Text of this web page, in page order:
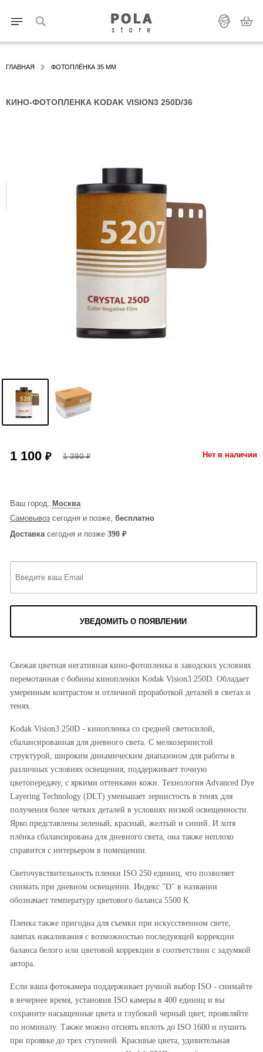
ГЛАВНАЯ ФОТОПЛЁНКА 35 ММ
КИНО-ФОТОПЛЕНКА KODAK VISION3 250D/36
Нет в наличии
1 100 ₽ 1 390₽
Ваш город: Москва
Самовывозсегодня и позже, бесплатно
Доставкасегодня и позже 390 ₽
УВЕДОМИТЬ О ПОЯВЛЕНИИ
Свежая цветная негативная кино-фотопленка в заводских условиях
перемотанная с бобины кинопленки Kodak Vision3 250D. Обладает
умеренным контрастом и отличной проработкой деталей в светах и
тенях.
Kodak Vision3 250D - кинопленка со средней светосилой,
сбалансированная для дневного света. С мелкозернистой
структурой, широким динамическим диапазоном для работы в
различных условиях освещения, поддерживает точную
цветопередачу, с яркими оттенками кожи. Технология Advanced Dye
Layering Technology (DLT) уменьшает зернистость в тенях для
получения более четких деталей в условиях низкой освещенности.
Ярко представлены зеленый, красный, желтый и синий. И хотя
плёнка сбалансирована для дневного света, она также неплохо
справится с интерьером в помещении.
Светочувствительность пленки ISO 250 единиц, что позволяет
снимать при дневном освещении. Индекс "D" в названии
обозначает температуру цветового баланса 5500 К.
Пленка также пригодна для съемки при искусственном свете,
лампах накаливания с возможностью последующей коррекции
баланса белого или цветовой коррекции в соответствии с задумкой
автора.
Если ваша фотокамера поддерживает ручной выбор ISO - cнимайте
в вечернее время, установив ISO камеры в 400 единиц и вы
сохраните насыщенные цвета и глубокий черный цвет, проявляйте
по номиналу. Также можно отснять вплоть до ISO 1600 и пушить
при проявке до трех ступеней. Красивые цвета, удивительная